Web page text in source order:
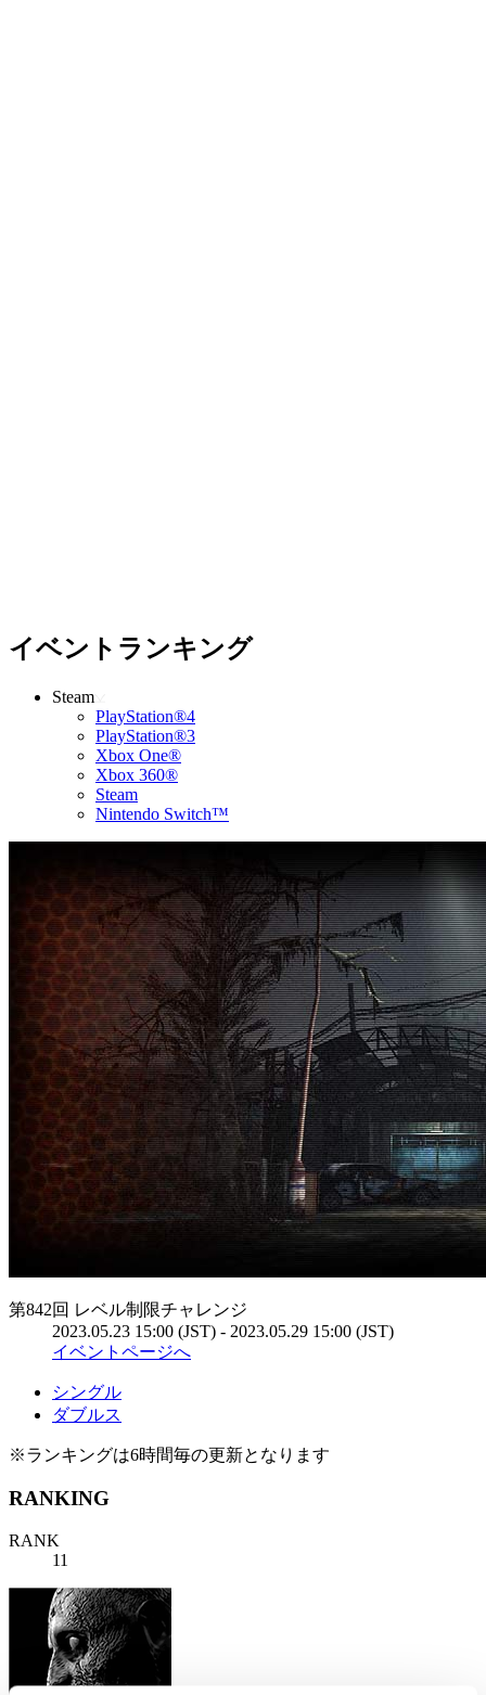
イベントランキング
Steam
PlayStation®4
PlayStation®3
Xbox One®
Xbox 360®
Steam
Nintendo Switch™
第842回 レベル制限チャレンジ
2023.05.23 15:00 (JST) - 2023.05.29 15:00 (JST)
イベントページへ
シングル
ダブルス
※ランキングは6時間毎の更新となります
RANKING
RANK
11